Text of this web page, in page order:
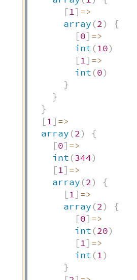
[1] =>
array (2)
{
[0] =>
int (10)
[1] =>
int (0)
}
}
}
[1] =>
array (2)
{
[0] =>
int (344)
[1] =>
array (2)
{
[1] =>
array (2)
{
[0] =>
int (20)
[1] =>
int (1)
}